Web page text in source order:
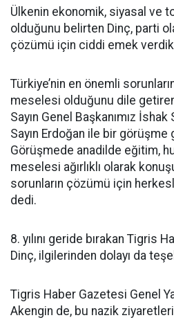
Ülkenin ekonomik, siyasal ve
olduğunu belirten Dinç, parti
çözümü için ciddi emek
Türkiye’nin en önemli
meselesi olduğunu dile
Sayın Genel Başkanımız
Sayın Erdoğan ile bir
Görüşmede anadilde eğitim,
meselesi ağırlıklı olarak
sorunların çözümü için
dedi.
8. yılını geride bırakan Tigris
Dinç, ilgilerinden dolayı da
Tigris Haber Gazetesi Genel
Akengin de, bu nazik